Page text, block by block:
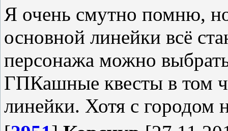
Я очень смутно помню,
основной линейки всё
персонажа можно
ГПКашные квесты в том
линейки. Хотя с городом